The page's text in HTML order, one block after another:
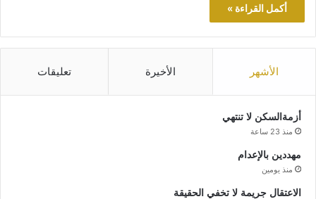
أكمل القراءة »
الأشهر الأخيرة تعليقات
أزمةالسكن لا تنتهي
منذ 23 ساعة
مهددين بالإعدام
منذ يومين
الاعتقال جريمة لا تخفي الحقيقة